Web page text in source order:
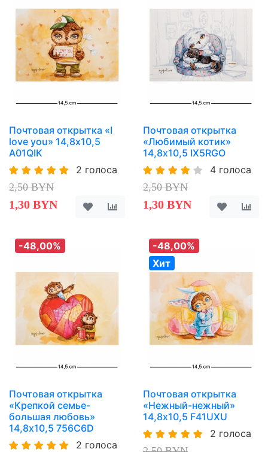
Почтовая открытка «I
love you» 14,8х10,5
A01QIK
2 голоса
2,50 BYN
1,30 BYN
Почтовая открытка
«Любимый котик»
14,8х10,5 IX5RGO
4 голоса
2,50 BYN
1,30 BYN
-48,00%
Почтовая открытка
«Крепкой семье-
большая любовь»
14,8х10,5 756C6D
2 голоса
-48,00%
Хит
Почтовая открытка
«Нежный-нежный»
14,8х10,5 F41UXU
2 голоса